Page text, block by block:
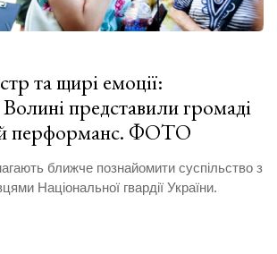
та щирі емоції:
Волині представили громаді
перформанс. ФОТО
ближче познайомити суспільство з
Національної гвардії України.